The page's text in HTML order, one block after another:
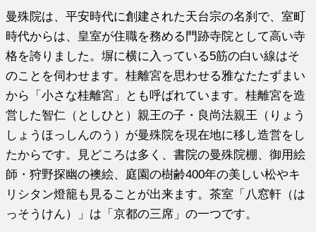
曼殊院は、平安時代に創建された天台宗の名刹で、室町
時代からは、皇室が住職を務める門跡寺院として高い寺
格を誇りました。塀に横に入っている5筋の白い線はそ
のことを伺わせます。桂離宮を思わせる雅なたたずまい
から「小さな桂離宮」とも呼ばれています。桂離宮を造
営した智仁（としひと）親王の子・良尚法親王（りょう
しょうほっしんのう）が曼殊院を現在地に移し造営をし
たからです。見どころは多く、書院の曼殊院棚、御用絵
師・狩野探幽の襖絵、庭園の樹齢400年の美しい松やキ
リシタン燈籠も見ることが出来ます。茶室「八窓軒（は
っそうけん）」は「京都の三席」の一つです。